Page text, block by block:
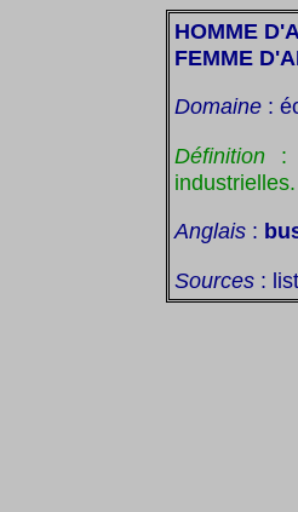
HOMME
FEMME
Domaine :
Définition :
industrielles.
Anglais :
Sources :